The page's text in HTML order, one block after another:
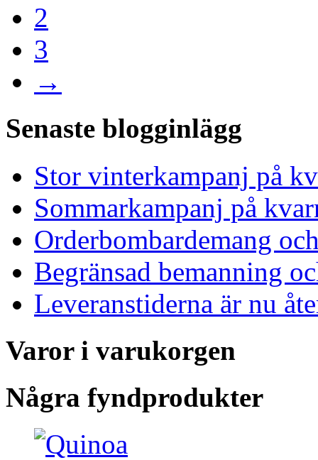
2
3
→
Senaste blogginlägg
Stor vinterkampanj på
Sommarkampanj på
Orderbombardemang
Begränsad bemanning
Leveranstiderna är nu
Varor i varukorgen
Några fyndprodukter